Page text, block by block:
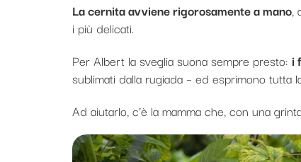
La cernita avviene rigorosamente a mano,
i più delicati.
Per Albert la sveglia suona sempre presto: i
sublimati dalla rugiada – ed esprimono tutta
Ad aiutarlo, c’è la mamma che, con una